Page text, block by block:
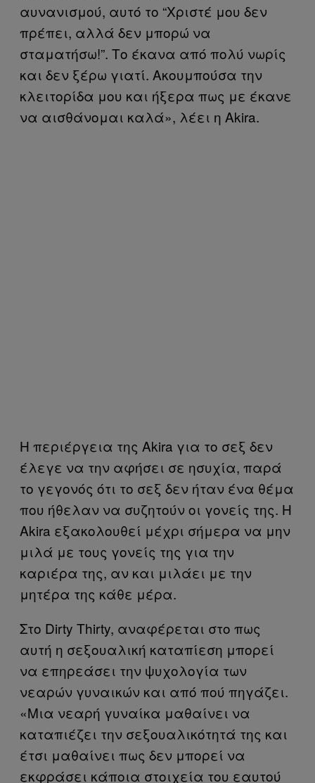
αυνανισμού, αυτό το “Χριστέ μου δεν
πρέπει, αλλά δεν μπορώ να
σταματήσω!”. Το έκανα από πολύ νωρίς
και δεν ξέρω γιατί. Ακουμπούσα την
κλειτορίδα μου και ήξερα πως με έκανε
να αισθάνομαι καλά», λέει η Akira.
Η περιέργεια της Akira για το σεξ δεν
έλεγε να την αφήσει σε ησυχία, παρά
το γεγονός ότι το σεξ δεν ήταν ένα θέμα
που ήθελαν να συζητούν οι γονείς της. Η
Akira εξακολουθεί μέχρι σήμερα να μην
μιλά με τους γονείς της για την
καριέρα της, αν και μιλάει με την
μητέρα της κάθε μέρα.
Στο Dirty Thirty, αναφέρεται στο πως
αυτή η σεξουαλική καταπίεση μπορεί
να επηρεάσει την ψυχολογία των
νεαρών γυναικών και από πού πηγάζει.
«Μια νεαρή γυναίκα μαθαίνει να
καταπιέζει την σεξουαλικότητά της και
έτσι μαθαίνει πως δεν μπορεί να
εκφράσει κάποια στοιχεία του εαυτού